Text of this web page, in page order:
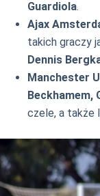
Guardiola.
Ajax
takich graczy
Dennis
Manchester
Beckhamem,
czele, a także